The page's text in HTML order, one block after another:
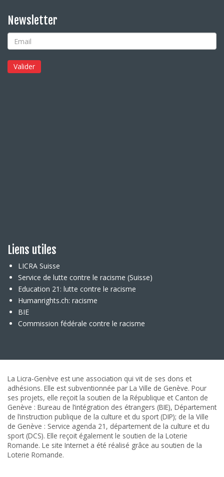
Newsletter
Liens utiles
LICRA Suisse
Service de lutte contre le racisme (Suisse)
Education 21: lutte contre le racisme
Humanrights.ch: racisme
BIE
Commission fédérale contre le racisme
La Licra-Genève est une association qui vit de ses dons et
adhésions. Elle est subventionnée par La Ville de Genève. Pour
ses projets, elle reçoit la soutien de la République et Canton de
Genève : Bureau de l’intégration des étrangers (BIE), Département
de l’instruction publique de la culture et du sport (DIP); de la Ville
de Genève : Service agenda 21, département de la culture et du
sport (DCS). Elle reçoit également le soutien de la Loterie
Romande. Le site Internet a été réalisé grâce au soutien de la
Loterie Romande.